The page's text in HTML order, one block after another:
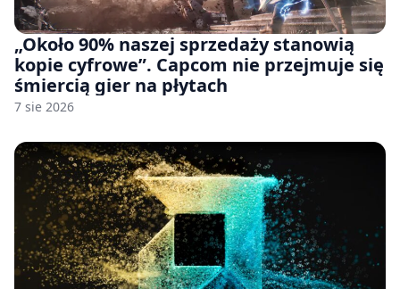
„Około 90% naszej sprzedaży stanowią
kopie cyfrowe”. Capcom nie przejmuje się
śmiercią gier na płytach
7 sie 2026